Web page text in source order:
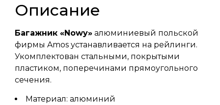
Описание
Багажник «Nowy» алюминиевый польской
фирмы Amos устанавливается на рейлинги.
Укомплектован стальными, покрытыми
пластиком, поперечинами прямоугольного
сечения.
Материал: алюминий